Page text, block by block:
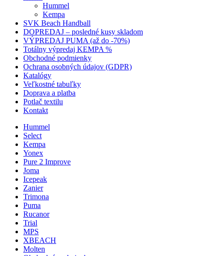
Hummel
Kempa
SVK Beach Handball
DOPREDAJ – posledné kusy skladom
VÝPREDAJ PUMA (až do -70%)
Totálny výpredaj KEMPA %
Obchodné podmienky
Ochrana osobných údajov (GDPR)
Katalógy
Veľkostné tabuľky
Doprava a platba
Potlač textilu
Kontakt
Hummel
Select
Kempa
Yonex
Pure 2 Improve
Joma
Icepeak
Zanier
Trimona
Puma
Rucanor
Trial
MPS
XBEACH
Molten